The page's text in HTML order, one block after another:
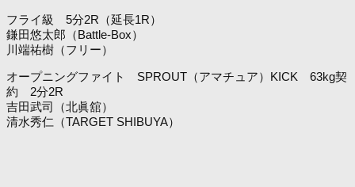
フライ級 5分2R（延長1R）
鎌田悠太郎（Battle-Box）
川端祐樹（フリー）
オープニングファイト SPROUT（アマチュア）KICK 63kg契
約 2分2R
吉田武司（北眞舘）
清水秀仁（TARGET SHIBUYA）